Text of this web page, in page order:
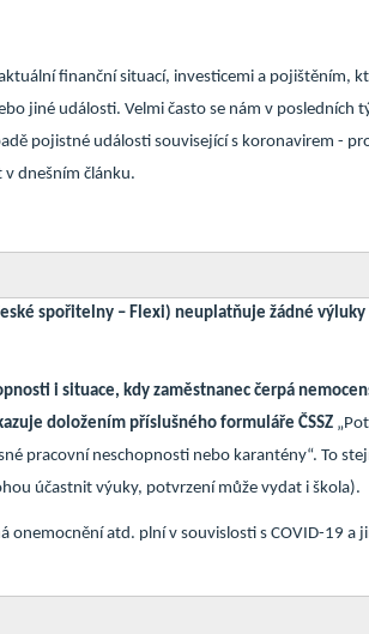
finanční situací, investicemi a pojištěním,
jiné události. Velmi často se nám v posledních
pojistné události související s koronavirem -
dnešním článku.
spořitelny – Flexi) neuplatňuje žádné výluky
i situace, kdy zaměstnanec čerpá
doložením příslušného formuláře ČSSZ
pracovní neschopnosti nebo karantény“. To
účastnit výuky, potvrzení může vydat i škola).
onemocnění atd. plní v souvislosti s COVID-19 a